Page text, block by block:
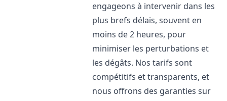
engageons à intervenir dans les
plus brefs délais, souvent en
moins de 2 heures, pour
minimiser les perturbations et
les dégâts. Nos tarifs sont
compétitifs et transparents, et
nous offrons des garanties sur